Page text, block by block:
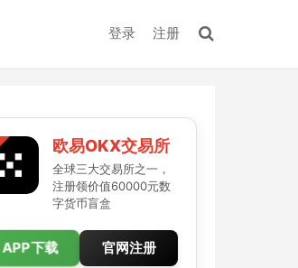
登录 注册
欧易OKX交易所
全球三大交易所之一，
注册领价值60000元数
字货币盲盒
APP下载 官网注册